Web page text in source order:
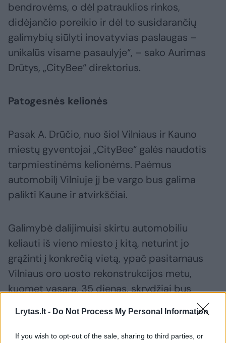
Lrytas.lt - Do Not Process My Personal Information
If you wish to opt-out of the sale, sharing to third parties, or
bendrovėms, o dėl patrauklios rinkos,
didėjančio poreikio ir dėl to susidarančių
galimybių siūlyti inovatyvias paslaugas –
unikalūs visame pasaulyje“, – sako Aurimas
Drūtys, „CityBee“ direktorius.
Patogesnės kelionės
Pasak A. Drūčio, nuo šiol Vilniaus ir Kauno
miestų gyventojai „CityBee“ galės naudotis
tarpmiestinėms kelionėms. Paėmus
automobilį Vilniuje jį be vargo bus galima
palikti Kaune ir atvirkščiai.
Galimybė dalijimuisi skirtu automobiliu
keliauti iš vieno miesto į kitą, neturint jo
grąžinti į konkrečią vietą, ypač pasitarnaus
Vilniaus oro uosto rekonstrukcijos metu,
kuomet vasarą, 35 dienas, skrydžiai bus
nukreipiami į Kauno oro uostą, o susisiekimas
tarp didžiųjų Lietuvos miestų taps itin
aktualus.